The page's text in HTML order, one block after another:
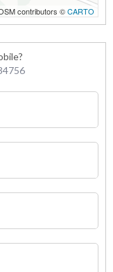
contributors ©CARTO